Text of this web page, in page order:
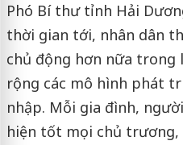
Phó Bí thư tỉnh Hải
thời gian tới, nhân dân
chủ động hơn nữa
rộng các mô hình phát
nhập. Mỗi gia đình,
hiện tốt mọi chủ trương,